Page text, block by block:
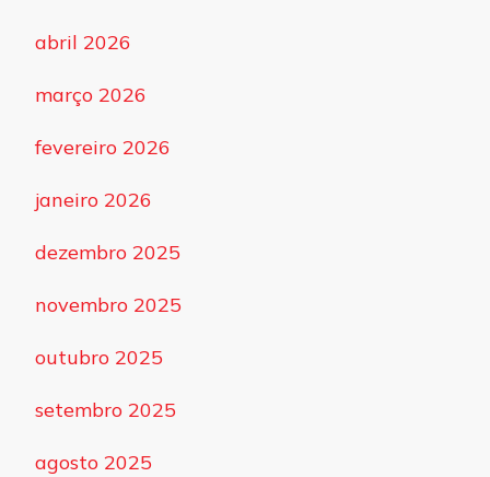
abril 2026
março 2026
fevereiro 2026
janeiro 2026
dezembro 2025
novembro 2025
outubro 2025
setembro 2025
agosto 2025